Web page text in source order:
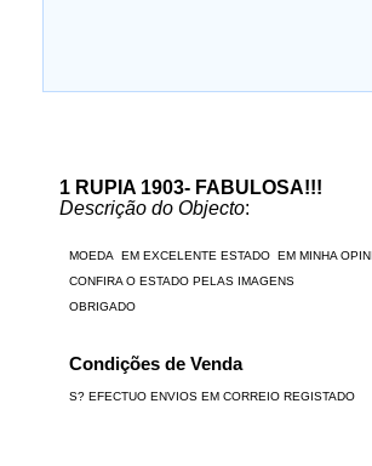
1 RUPIA 1903- FABULOSA!!!
Descrição do Objecto: